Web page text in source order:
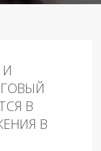
В
В